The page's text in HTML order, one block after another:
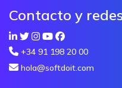
Contacto y
+34 91 198 20 00
hola@softdoit.com